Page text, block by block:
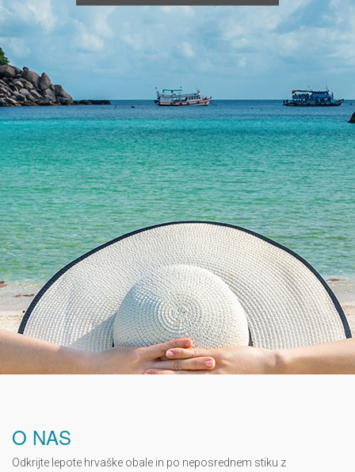
O NAS
Odkrijte lepote hrvaške obale in po neposrednem stiku z